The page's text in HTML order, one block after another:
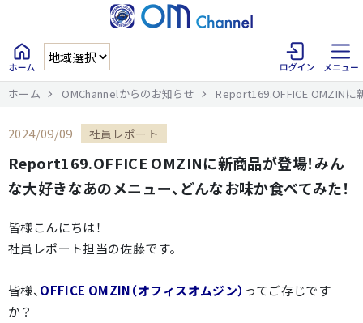
ホーム OMChannelからのお知らせ Report169.OFFICE OMZINに
2024/09/09 社員レポート
Report169.OFFICE OMZINに新商品が登場！みん
な大好きなあのメニュー、どんなお味か食べてみた！
皆様こんにちは！
社員レポート担当の佐藤です。
皆様、 OFFICE OMZIN（オフィスオムジン） ってご存じです
か？